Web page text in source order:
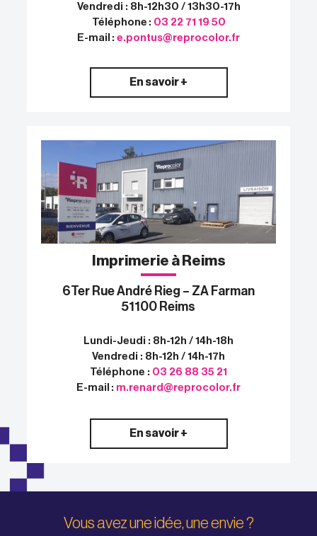
Vendredi : 8h-12h30 / 13h30-17h
Téléphone : 03 22 71 19 50
E-mail : e.pontus@reprocolor.fr
En savoir +
Imprimerie à Reims
6Ter Rue André Rieg – ZA Farman
51100 Reims
Lundi-Jeudi : 8h-12h / 14h-18h
Vendredi : 8h-12h / 14h-17h
Téléphone : 03 26 88 35 21
E-mail : m.renard@reprocolor.fr
En savoir +
Vous avez une idée, une envie ?